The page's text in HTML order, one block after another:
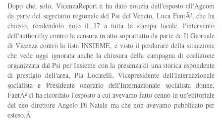
Dopo che, solo, VicenzaReport.it ha dato notizia dell'esposto all'Agcom
da parte del segretario regionale del Psi del Veneto, Luca FantÃ², che ha
chiesto, rendendolo noto il 27 a tutta la stampa locale, l'intervento
dell'authorithy contro la censura in atto soprattutto da parte de Il Giornale
di Vicenza contro la lista INSIEME, e visto il perdurare della situazione
che vede oggi ignorata anche la chiusura della campagna di coalizione
organizzata dal Psi per Insieme con la presenza di una storica espondente
di prestigio dell'area, Pia Locatelli, Vicepresidente dell'Internazionale
socialista e Presidente onorario dell'Internazionale socialista donne,
FantÃ² ci ha ricordato l'esposto a cui avevamo fatto cenno in un'editoriale
del neo direttore Angelo Di Natale ma che non avevamo pubblicato per
esteso.Â